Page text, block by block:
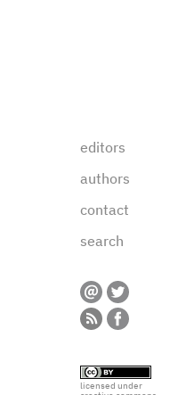
editors
authors
contact
search
licensed under